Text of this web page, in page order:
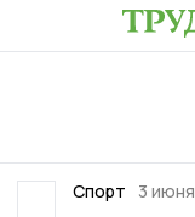
Спорт 3 июня